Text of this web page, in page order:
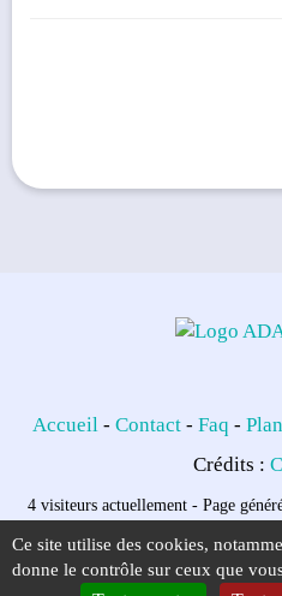
Accueil- Contact- Faq -
Crédits :
4 visiteurs actuellement - Page
Ce site utilise des cookies,
donne le contrôle sur ceux que